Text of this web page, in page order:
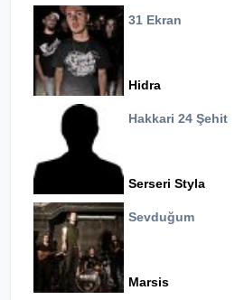
31 Ekran
Hidra
Hakkari 24 Şehit
Serseri Styla
Sevduğum
Marsis